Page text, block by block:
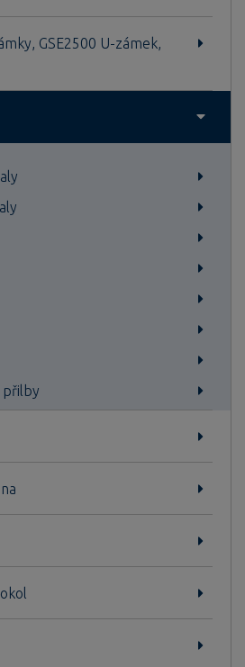
GSE2500 U-zámek,
přilby